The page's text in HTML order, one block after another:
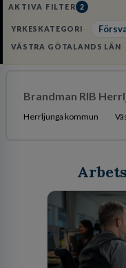
AKTIVA FILTER 2
YRKESKATEGORI
VÄSTRA GÖTALANDS LÄN
Brandman RIB
Herrljunga kommun